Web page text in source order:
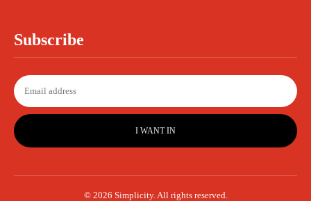
Subscribe
I WANT IN
© 2026 Simplicity. All rights reserved.